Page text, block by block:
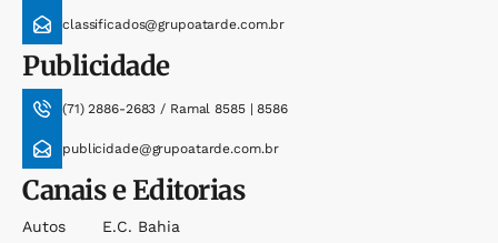
classificados@grupoatarde.com.br
Publicidade
(71) 2886-2683 / Ramal 8585 | 8586
publicidade@grupoatarde.com.br
Canais e Editorias
Autos
E.c. Bahia